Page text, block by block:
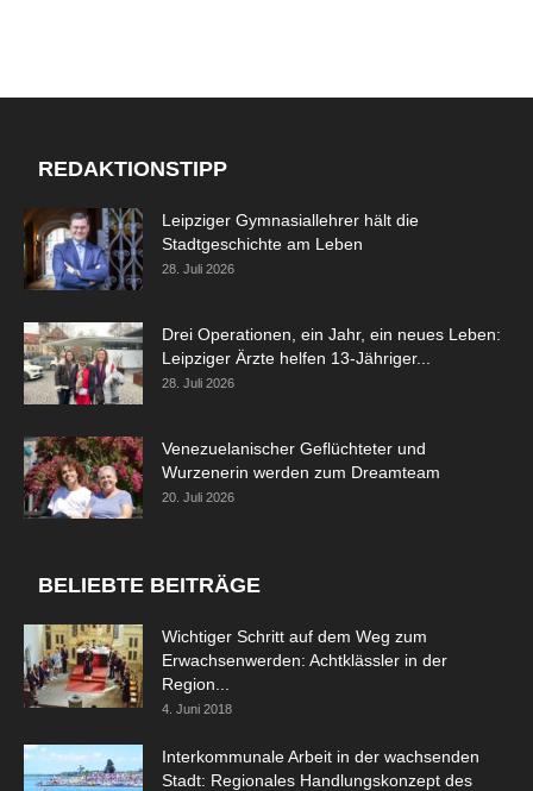
REDAKTIONSTIPP
Leipziger Gymnasiallehrer hält die
Stadtgeschichte am Leben
28. Juli 2026
Drei Operationen, ein Jahr, ein neues Leben:
Leipziger Ärzte helfen 13-Jähriger...
28. Juli 2026
Venezuelanischer Geflüchteter und
Wurzenerin werden zum Dreamteam
20. Juli 2026
BELIEBTE BEITRÄGE
Wichtiger Schritt auf dem Weg zum
Erwachsenwerden: Achtklässler in der
Region...
4. Juni 2018
Interkommunale Arbeit in der wachsenden
Stadt: Regionales Handlungskonzept des